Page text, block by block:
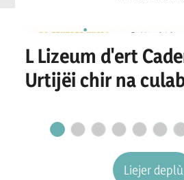
L Lizeum d'ert
Urtijëi chir na
secretariat
Liejer deplù